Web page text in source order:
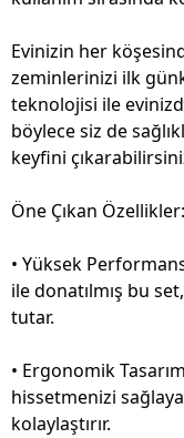
Evinizin her
zeminlerinizi ilk
teknolojisi ile
böylece siz de
keyfini
Öne Çıkan Özellikler:
• Yüksek
ile donatılmış bu
tutar.
• Ergonomik
hissetmenizi
kolaylaştırır.